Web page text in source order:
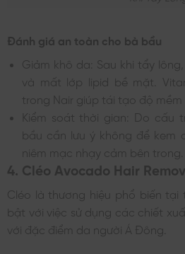
Đánh giá an toàn cho bà bầu
Giảm khô da: Sau khi tẩy
và mất lớp lipid bề mặt.
trong Nair giúp tái tạo độ mềm
Kiểm soát thời gian: Do cấu
bầu cần lưu ý không để kem
niêm mạc nhạy cảm bên trong.
4. Cléo Avocado Hair
Cléo là thương hiệu phổ biến tại
bật với việc sử dụng các chiết
với đặc điểm da người Á Đông.